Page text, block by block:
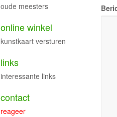
oude meesters
online winkel
kunstkaart versturen
links
interessante links
contact
reageer